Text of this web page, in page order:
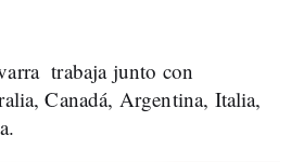
trabaja junto con
Canadá, Argentina, Italia,